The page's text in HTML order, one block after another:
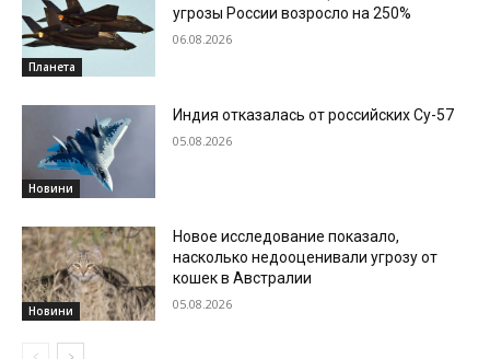
Планета
угрозы России возросло на 250%
06.08.2026
Новини
Индия отказалась от российских Су-57
05.08.2026
Новини
Новое исследование показало,
насколько недооценивали угрозу от
кошек в Австралии
05.08.2026